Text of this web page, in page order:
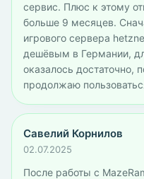
сервис. Плюс к этому
больше 9 месяцев.
игрового сервера
дешёвым в Германии,
оказалось достаточно,
продолжаю
Савелий Корнилов
02.07.2025
После работы с